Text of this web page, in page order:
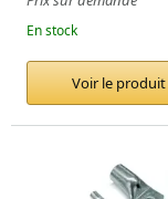
En stock
Voir le produit